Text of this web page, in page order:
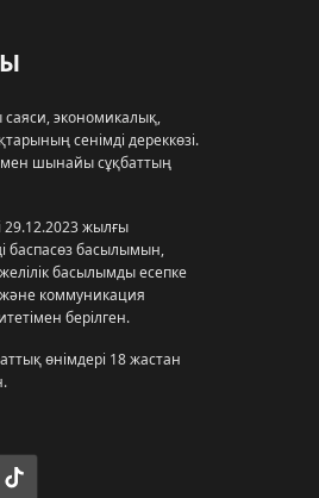
саяси, экономикалық,
сенімді дереккөзі.
мен шынайы сұқбаттың
29.12.2023 жылғы
баспасөз басылымын,
басылымды есепке
және коммуникация
берілген.
өнімдері 18 жастан